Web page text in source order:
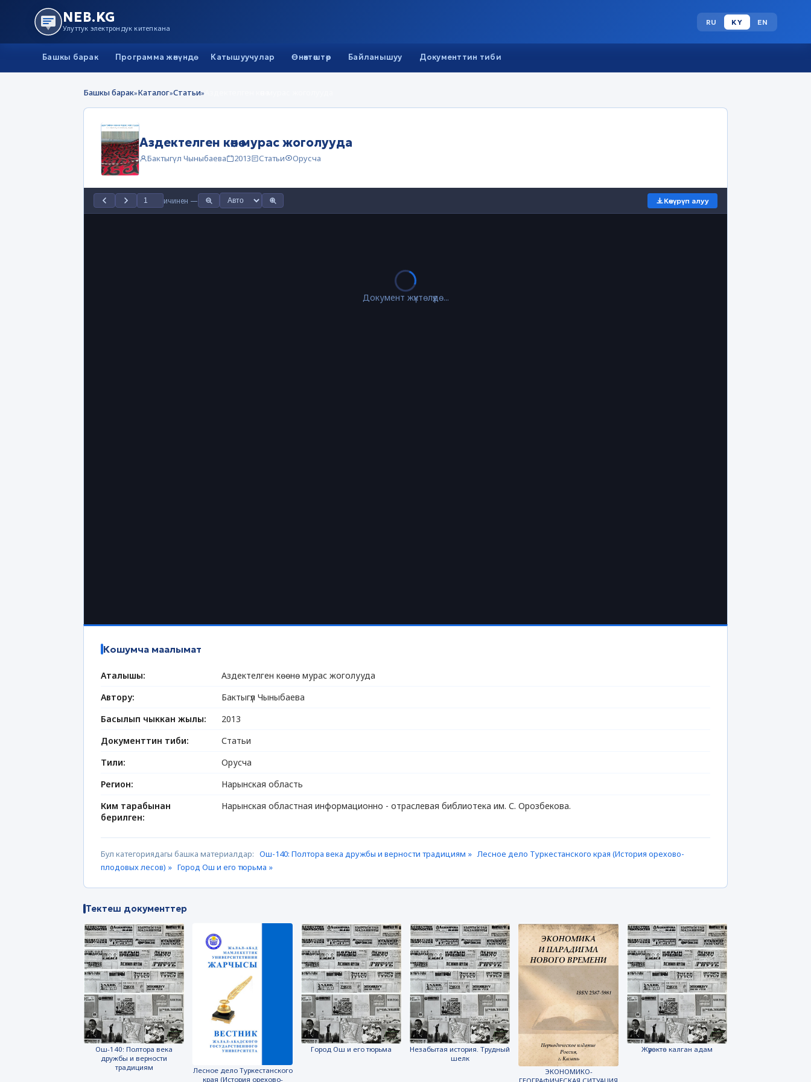
NEB.KG
Улуттук электрондук китепкана
RU KY EN
Башкы барак Программа жөнүндө Катышуучулар Өнөктөштөр Байланышуу Документтин тиби
Башкы барак»Каталог»Статьи»
Аздектелген көөнө мурас жоголууда
Бактыгүл Чыныбаева 2013 Статьи Орусча
ичинен — Көчүрүп алуу
Документ жүктөлүүдө...
Кошумча маалымат
Аталышы:
Аздектелген көөнө мурас жоголууда
Автору:
Бактыгүл Чыныбаева
Басылып чыккан жылы:
2013
Документтин тиби:
Статьи
Тили:
Орусча
Регион:
Нарынская область
Ким тарабынан
берилген:
Нарынская областная информационно - отраслевая библиотека им. С. Орозбекова.
Бул категориядагы башка материалдар: Ош-140: Полтора века дружбы и верности традициям » Лесное дело Туркестанского края (История орехово-
плодовых лесов) » Город Ош и его тюрьма »
Тектеш документтер
Ош-140: Полтора века
дружбы и верности
традициям
Лесное дело Туркестанского
края (История орехово-
Город Ош и его тюрьма
Незабытая история. Трудный
шелк
ЭКОНОМИКО-
Жүрөктө калган адам